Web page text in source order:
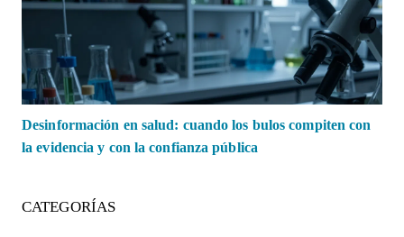
Desinformación en salud: cuando los bulos compiten con
la evidencia y con la confianza pública
CATEGORÍAS